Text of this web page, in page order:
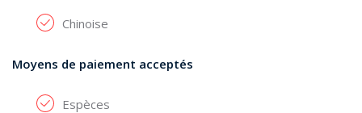
Chinoise
Moyens de paiement acceptés
Espèces